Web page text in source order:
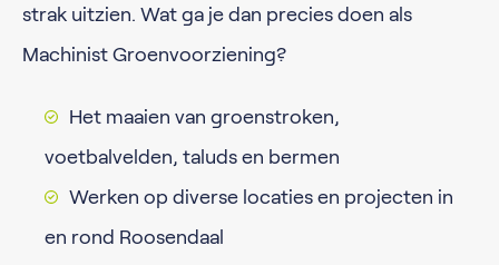
strak uitzien. Wat ga je dan precies doen als
Machinist Groenvoorziening?
Het maaien van groenstroken,
voetbalvelden, taluds en bermen
Werken op diverse locaties en projecten in
en rond Roosendaal